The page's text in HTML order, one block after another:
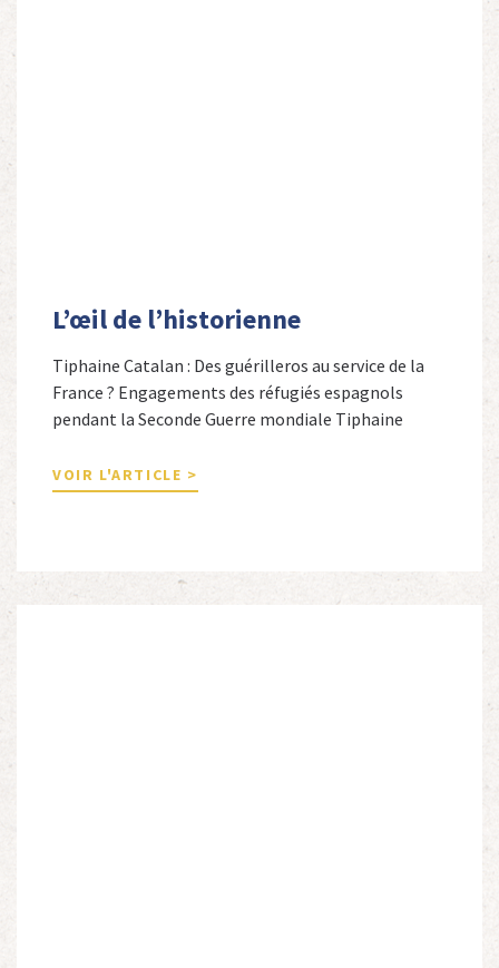
L’œil de l’historienne
Tiphaine Catalan : Des guérilleros au service de la
France ? Engagements des réfugiés espagnols
pendant la Seconde Guerre mondiale Tiphaine
secondaire et docteure en études hispaniques. Elle
est spécialiste de l’histoire contemporaine des
VOIR L'ARTICLE >